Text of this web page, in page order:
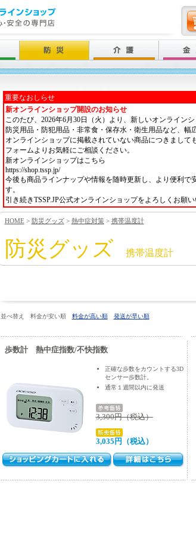
重要なおしらせ
新オンラインショップ開設のお知らせ
このたび、2026年6月30日（火）より、新しいオンライン
防災用品・防犯用品・非常食・保存水・衛生用品など、幅
オンラインショップに掲載されていない商品につきまし
フォームよりお気軽にご相談ください。
新オンラインショップはこちら
https://shop.tssp.jp/
今後も商品ラインナップや情報を随時更新し、より便利で
す。
引き続きTSSP.JP公式オンラインショップをよろしくお願い
HOME > 防災グッズ> 熱中症対策> 携帯温度計
防災グッズ 携帯温度計
並べ替え 料金が安い順 料金が高い順 発送が早い順
歩数計 熱中症指数/不快指数
正確な歩数をカウントする3D
センサー歩数計。
通常１週間以内に発送
3,300円（税込）
3,035円（税込）